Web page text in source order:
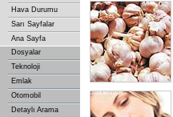
Hava Durumu
Sarı Sayfalar
Ana Sayfa
Dosyalar
Teknoloji
Emlak
Otomobil
Detaylı Arama